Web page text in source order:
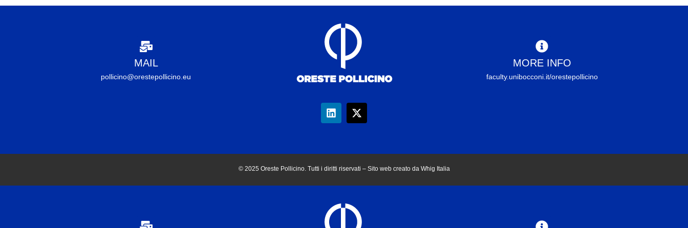
MAIL
pollicino@orestepollicino.eu
MORE INFO
faculty.unibocconi.it/orestepollicino
© 2025 Oreste Pollicino. Tutti i diritti riservati – Sito web creato da Whig Italia